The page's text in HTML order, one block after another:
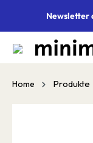
springenNewsletter
Home Produkte